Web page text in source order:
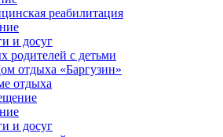
реабилитация
и досуг
родителей с детьми
отдыха «Баргузин»
отдыха
и досуг